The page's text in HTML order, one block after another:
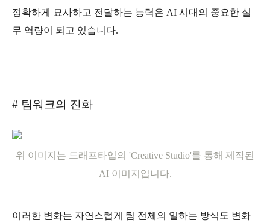
정확하게 묘사하고 전달하는 능력은 AI 시대의 중요한 실
무 역량이 되고 있습니다.
# 팀워크의 진화
위 이미지는 드래프타입의 'Creative Studio'를 통해 제작된
AI 이미지입니다.
이러한 변화는 자연스럽게 팀 전체의 일하는 방식도 변화